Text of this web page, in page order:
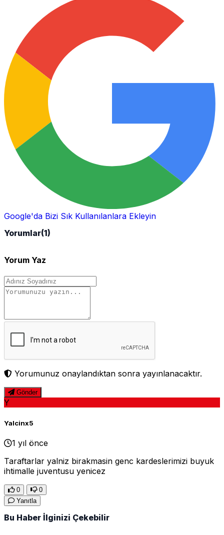
Google'da Bizi Sık Kullanılanlara Ekleyin
Yorumlar(1)
Yorum Yaz
Yorumunuz onaylandıktan sonra yayınlanacaktır.
Gönder
Y
Yalcinx5
1 yıl önce
Taraftarlar yalniz birakmasin genc kardeslerimizi buyuk
ihtimalle juventusu yenicez
0
0
Yanıtla
Bu Haber İlginizi Çekebilir